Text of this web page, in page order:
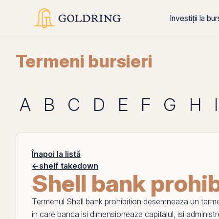
Investiții la
Termeni bursieri
A B C D E F G H I
Înapoi la listă
←shelf takedown
Shell bank
Termenul Shell bank prohibition desemneaza un
in care banca isi dimensioneaza capitalul, isi